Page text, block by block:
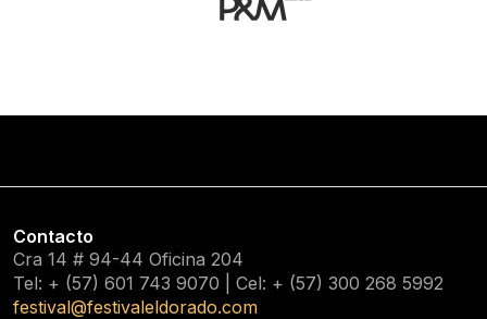
Contacto
Cra 14 # 94-44 Oficina 204
Tel: + (57) 601 743 9070 | Cel: + (57) 300 268 5992
festival@festivaleldorado.com